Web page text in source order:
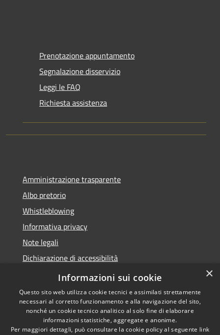
Prenotazione appuntamento
Segnalazione disservizio
Leggi le FAQ
Richiesta assistenza
Amministrazione trasparente
Albo pretorio
Whistleblowing
Informativa privacy
Note legali
Dichiarazione di accessibilità
Obiettivi di accessibilità
Copyright © 2026 • Comune di
×
Informazioni sui cookie
Questo sito web utilizza cookie tecnici e assimilati strettamente
necessari al corretto funzionamento e alla navigazione del sito,
nonché un cookie tecnico analitico al solo fine di elaborare
informazioni statistiche, aggregate e anonime.
Per maggiori dettagli, può consultare la cookie policy al seguente link